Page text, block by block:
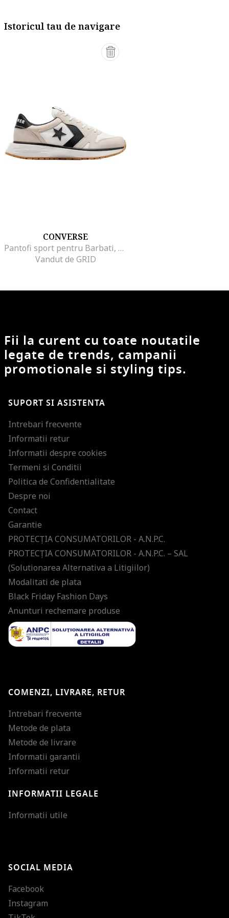
Istoricul tau de navigare
CONVERSE
Pantofi sport pentru Barbati, converse omni trainer, A13375C, Alb, Alb
Vandut de GRID
Fii la curent cu toate noutatile
legate de trends, campanii
promotionale si styling tips.
SUPORT SI ASISTENTA
Intrebari frecvente
Informatii retur
Informatii despre cookies
Termeni si Conditii
Politica de Confidentialitate
Despre noi
Contact
Garantie
PROTECŢIA CONSUMATORILOR - A.N.P.C.
PROTECŢIA CONSUMATORILOR - A.N.P.C. – SAL
(Solutionarea Alternativa a Litigiilor)
Modalitati de plata
Black Friday Fashion Days
Anunturi rechemare produse
COMENZI, LIVRARE, RETUR
Intrebari frecvente
Metode de plata
Metode de livrare
Informatii garantii
Informatii retur
INFORMATII LEGALE
Informatii utile
SOCIAL MEDIA
Facebook
Instagram